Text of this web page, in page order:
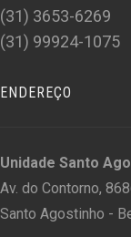
(31) 3653-6269
(31) 99924-1075
ENDEREÇO
Unidade Santo
Av. do Contorno,
Santo Agostinho -